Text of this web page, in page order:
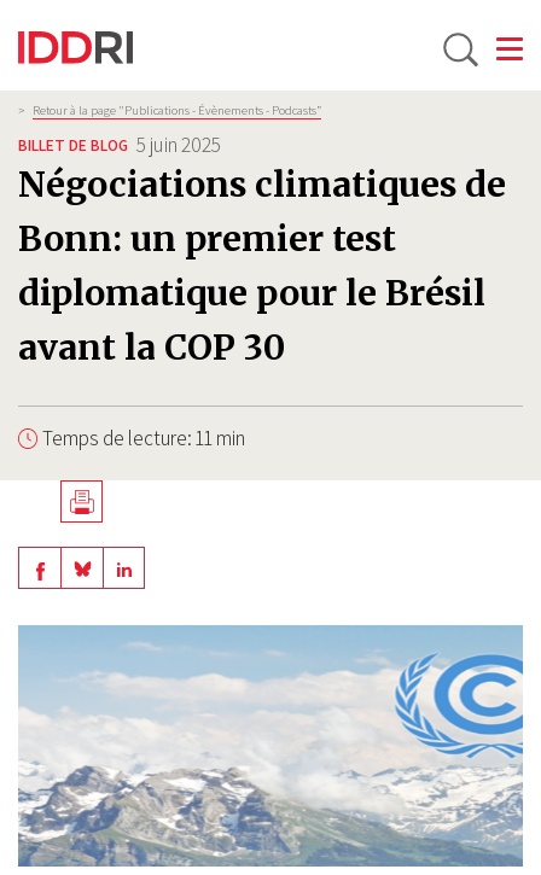
Aller
au
contenu
principal
Fil
d'Ariane
> Retour à la page "Publications - Évènements - Podcasts”
BILLET DE BLOG 5 juin 2025
Négociations climatiques de
Bonn: un premier test
diplomatique pour le Brésil
avant la COP 30
Temps de lecture: 11 min
Télécharger
en
Share
on
Facebook
Share
BlueSky
Share
Linkedin